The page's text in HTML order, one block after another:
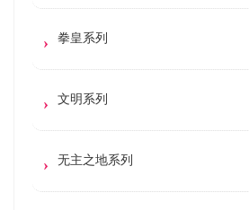
拳皇系列
文明系列
无主之地系列